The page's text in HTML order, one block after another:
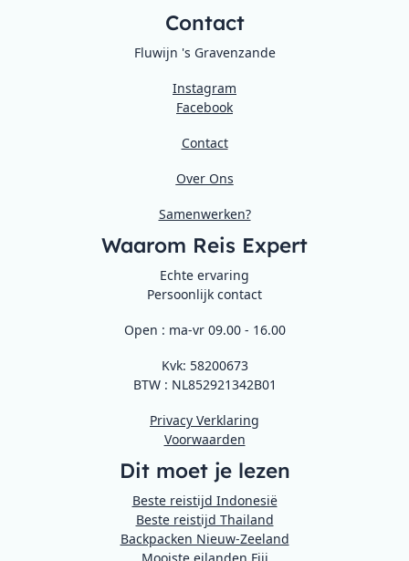
Contact
Fluwijn 's Gravenzande
Instagram
Facebook
Contact
Over Ons
Samenwerken?
Waarom Reis Expert
Echte ervaring
Persoonlijk contact
Open : ma-vr 09.00 - 16.00
Kvk: 58200673
BTW : NL852921342B01
Privacy Verklaring
Voorwaarden
Dit moet je lezen
Beste reistijd Indonesië
Beste reistijd Thailand
Backpacken Nieuw-Zeeland